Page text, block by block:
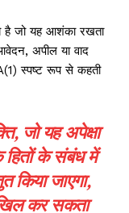
जो यह आशंका रखता
अपील या वाद
स्पष्ट रूप से कहती
जो यह अपेक्षा
के संबंध में
किया जाएगा,
कर सकता